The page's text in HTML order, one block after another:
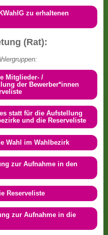
zu erhaltenen
(Rat):
Mitglieder- /
der Bewerber*innen
statt für die Aufstellung
und die Reserveliste
Wahl im Wahlbezirk
zur Aufnahme in den
Reserveliste
zur Aufnahme in die